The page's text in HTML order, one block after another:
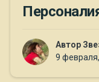
Автор
9